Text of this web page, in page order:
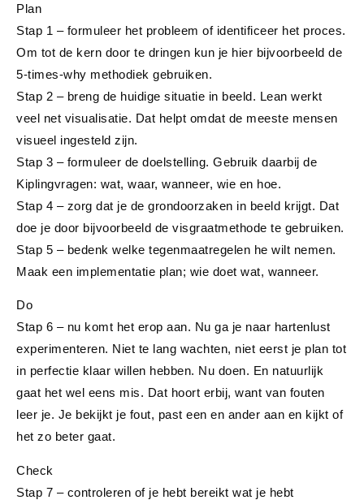
Plan
Stap 1 – formuleer het probleem of identificeer het proces.
Om tot de kern door te dringen kun je hier bijvoorbeeld de
5-times-why methodiek gebruiken.
Stap 2 – breng de huidige situatie in beeld. Lean werkt
veel net visualisatie. Dat helpt omdat de meeste mensen
visueel ingesteld zijn.
Stap 3 – formuleer de doelstelling. Gebruik daarbij de
Kiplingvragen: wat, waar, wanneer, wie en hoe.
Stap 4 – zorg dat je de grondoorzaken in beeld krijgt. Dat
doe je door bijvoorbeeld de visgraatmethode te gebruiken.
Stap 5 – bedenk welke tegenmaatregelen he wilt nemen.
Maak een implementatie plan; wie doet wat, wanneer.
Do
Stap 6 – nu komt het erop aan. Nu ga je naar hartenlust
experimenteren. Niet te lang wachten, niet eerst je plan tot
in perfectie klaar willen hebben. Nu doen. En natuurlijk
gaat het wel eens mis. Dat hoort erbij, want van fouten
leer je. Je bekijkt je fout, past een en ander aan en kijkt of
het zo beter gaat.
Check
Stap 7 – controleren of je hebt bereikt wat je hebt